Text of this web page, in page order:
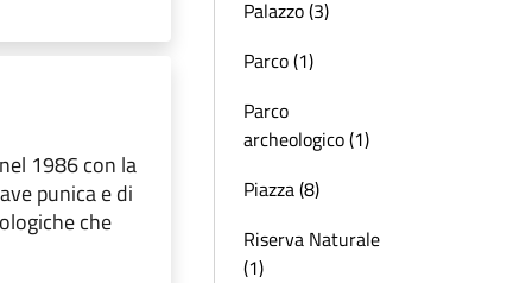
1986 con la
punica e di
che
Palazzo (3)
Parco (1)
Parco
archeologico (1)
Piazza (8)
Riserva Naturale
(1)